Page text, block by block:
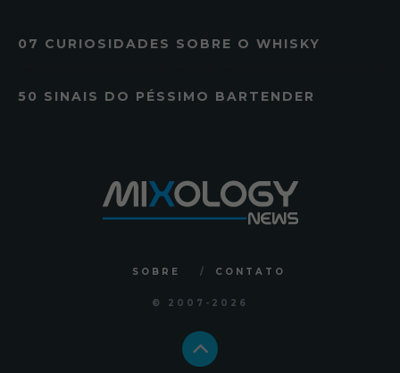
07 CURIOSIDADES SOBRE O WHISKY
50 SINAIS DO PÉSSIMO BARTENDER
SOBRE CONTATO
© 2007 -2026